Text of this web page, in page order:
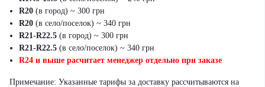
R20 (в город) ~ 300 грн
R20 (в село/поселок) ~ 340 грн
R21-R22.5 (в город) ~ 300 грн
R21-R22.5 (в село/поселок) ~ 340 грн
R24 и выше расчитает менеджер отдельно при заказе
Примечание: Указанные тарифы за доставку рассчитываются на